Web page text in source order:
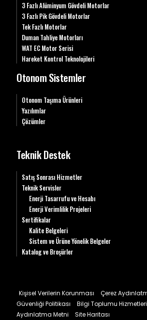
3 Fazlı Alüminyum Gövdeli Motorlar
3 Fazlı Pik Gövdeli Motorlar
Tek Fazlı Motorlar
Duman Tahliye Motorları
WAT EC Motor Serisi
Hareket Kontrol Teknolojileri
Otonom Sistemler
Otonom Taşıma Ürünleri
Yazılımlar
Çözümler
Teknik Destek
Satış Sonrası Hizmetler
Teknik Servisler
Enerji Tasarrufu ve Hesabı
Enerji Verimlilik Projeleri
Sertifikalar
Kalite Belgeleri
Sistem ve Ürüne Yönelik Belgeler
Katalog ve Broşürler
Kişisel Verilerin Korunması Çerez
Güvenliği Politikası
Bilgi Toplumu Hizmetleri
Aydınlatma Metni
Site Haritası